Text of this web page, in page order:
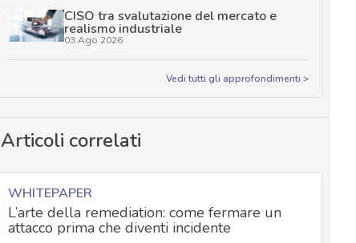
CISO tra svalutazione del mercato e
realismo industriale
03 Ago 2026
Vedi tutti gli approfondimenti >
Articoli correlati
WHITEPAPER
L’arte della remediation: come fermare un
attacco prima che diventi incidente